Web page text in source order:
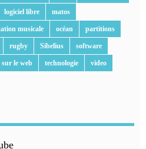
logiciel libre matos
musicale océan partitions
rugby Sibelius software
sur le web technologie video